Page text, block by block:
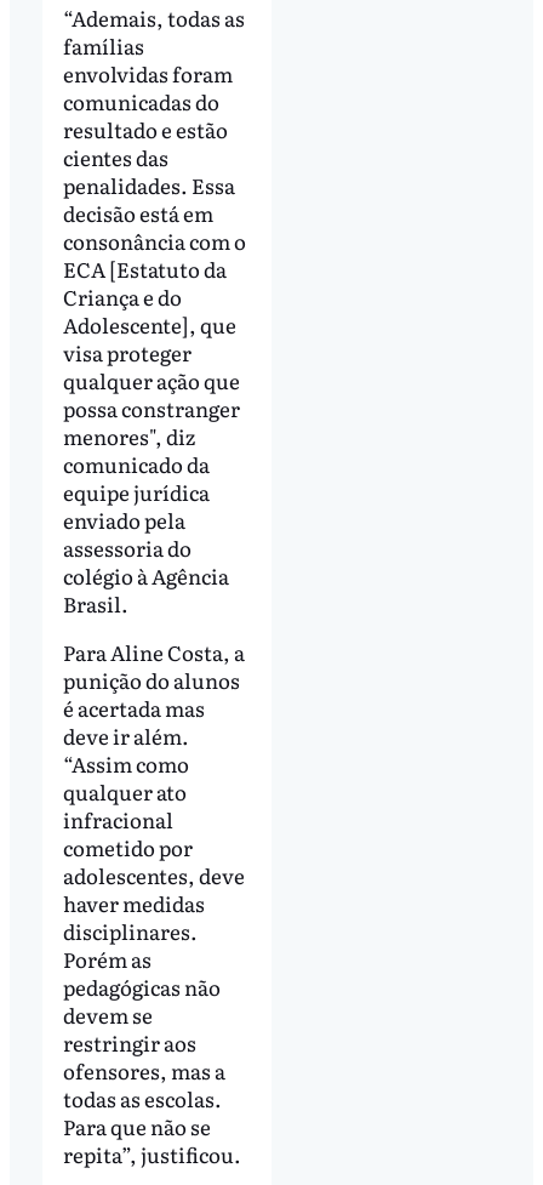
“Ademais, todas as
famílias
envolvidas foram
comunicadas do
resultado e estão
cientes das
penalidades. Essa
decisão está em
consonância com o
ECA [Estatuto da
Criança e do
Adolescente], que
visa proteger
qualquer ação que
possa constranger
menores", diz
comunicado da
equipe jurídica
enviado pela
assessoria do
colégio à Agência
Brasil.
Para Aline Costa, a
punição do alunos
é acertada mas
deve ir além.
“Assim como
qualquer ato
infracional
cometido por
adolescentes, deve
haver medidas
disciplinares.
Porém as
pedagógicas não
devem se
restringir aos
ofensores, mas a
todas as escolas.
Para que não se
repita”, justificou.